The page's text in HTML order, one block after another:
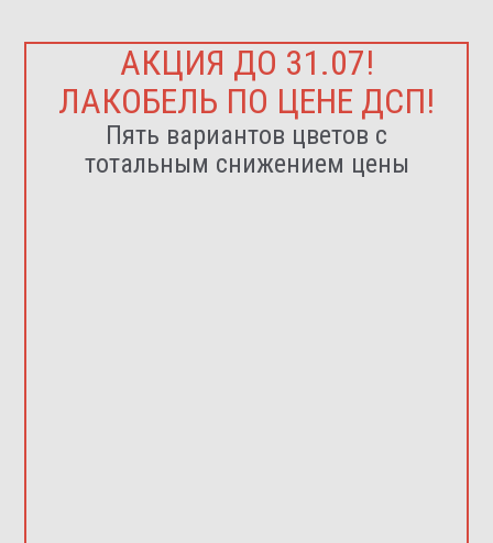
АКЦИЯ ДО 31.07!
ЛАКОБЕЛЬ ПО ЦЕНЕ ДСП!
Пять вариантов цветов с
тотальным снижением цены